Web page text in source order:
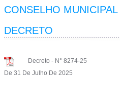
CONSELHO
DECRETO
Decreto - N° 8274-25
De 31 De Julho De 2025